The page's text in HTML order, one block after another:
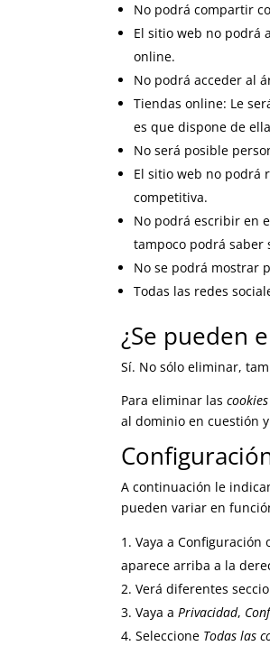
No podrá compartir
El sitio web no podrá
online.
No podrá acceder al
Tiendas online: Le
es que dispone de
No será posible
El sitio web no podrá
competitiva.
No podrá escribir en
tampoco podrá
No se podrá mostrar
Todas las redes
¿Se pueden
Sí. No sólo eliminar,
Para eliminar lascookies
al dominio en cuestión
A continuación le
pueden variar en
Vaya a
aparece arriba a la
Verá diferentes
Vaya aPrivacidad,
Seleccione Todas las